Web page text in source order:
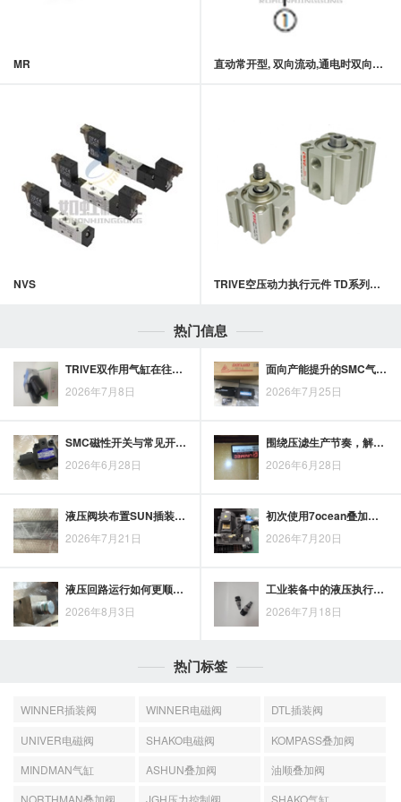
MR 直动常开型, 双向流动,通电时双向封闭提动轴型电磁方向阀
NVS TRIVE空压动力执行元件 TD系列超薄型治具缸
热门信息
TRIVE双作用气缸在往复驱动场景中的结构优势与应用要点
2026年7月8日
面向产能提升的SMC气缸选型：关键技巧与实用思路
2026年7月25日
SMC磁性开关与常见开关有何差异？从检测方式和气缸应用看选择思路
2026年6月28日
围绕压滤生产节奏，解析丰兴压滤机柱塞泵的应用优势
2026年6月28日
液压阀块布置SUN插装电磁阀时，油路方向与控制逻辑如何梳理
2026年7月21日
初次使用7ocean叠加阀：基本操作与注意事项
2026年7月20日
液压回路运行如何更顺畅？ASHUN叠加阀的配置思路
2026年8月3日
工业装备中的液压执行环节：TAIYO液压缸发挥什么作用
2026年7月18日
热门标签
WINNER插装阀 WINNER电磁阀
DTL插装阀
UNIVER电磁阀
SHAKO电磁阀
KOMPASS叠加阀
MINDMAN气缸
ASHUN叠加阀
油顺叠加阀